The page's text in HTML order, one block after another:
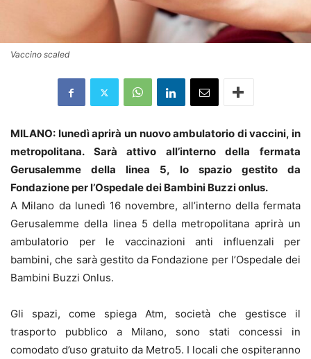
Vaccino scaled
MILANO: lunedì aprirà un nuovo ambulatorio di vaccini, in
metropolitana. Sarà attivo all’interno della fermata
Gerusalemme della linea 5, lo spazio gestito da
Fondazione per l’Ospedale dei Bambini Buzzi onlus.
A Milano da lunedì 16 novembre, all’interno della fermata
Gerusalemme della linea 5 della metropolitana aprirà un
ambulatorio per le vaccinazioni anti influenzali per
bambini, che sarà gestito da Fondazione per l’Ospedale dei
Bambini Buzzi Onlus.
Gli spazi, come spiega Atm, società che gestisce il
trasporto pubblico a Milano, sono stati concessi in
comodato d’uso gratuito da Metro5. I locali che ospiteranno